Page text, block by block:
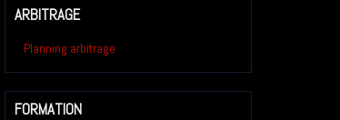
ARBITRAGE
Planning arbitrage
FORMATION